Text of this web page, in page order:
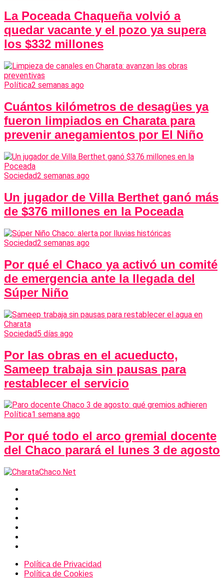
La Poceada Chaqueña volvió a
quedar vacante y el pozo ya supera
los $332 millones
Política2 semanas ago
Cuántos kilómetros de desagües ya
fueron limpiados en Charata para
prevenir anegamientos por El Niño
Sociedad2 semanas ago
Un jugador de Villa Berthet ganó más
de $376 millones en la Poceada
Sociedad2 semanas ago
Por qué el Chaco ya activó un comité
de emergencia ante la llegada del
Súper Niño
Sociedad5 días ago
Por las obras en el acueducto,
Sameep trabaja sin pausas para
restablecer el servicio
Política1 semana ago
Por qué todo el arco gremial docente
del Chaco parará el lunes 3 de agosto
Política de Privacidad
Política de Cookies